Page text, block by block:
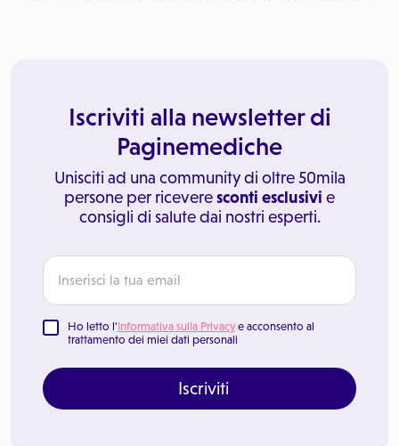
Iscriviti alla newsletter di
Paginemediche
Unisciti ad una community di oltre 50mila
persone per riceveresconti esclusivi e
consigli di salute dai nostri esperti.
Ho letto l'Informativa sulla Privacy e acconsento al
trattamento dei miei dati personali
Iscriviti